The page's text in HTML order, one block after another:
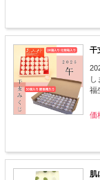
干
し
福
価
肌